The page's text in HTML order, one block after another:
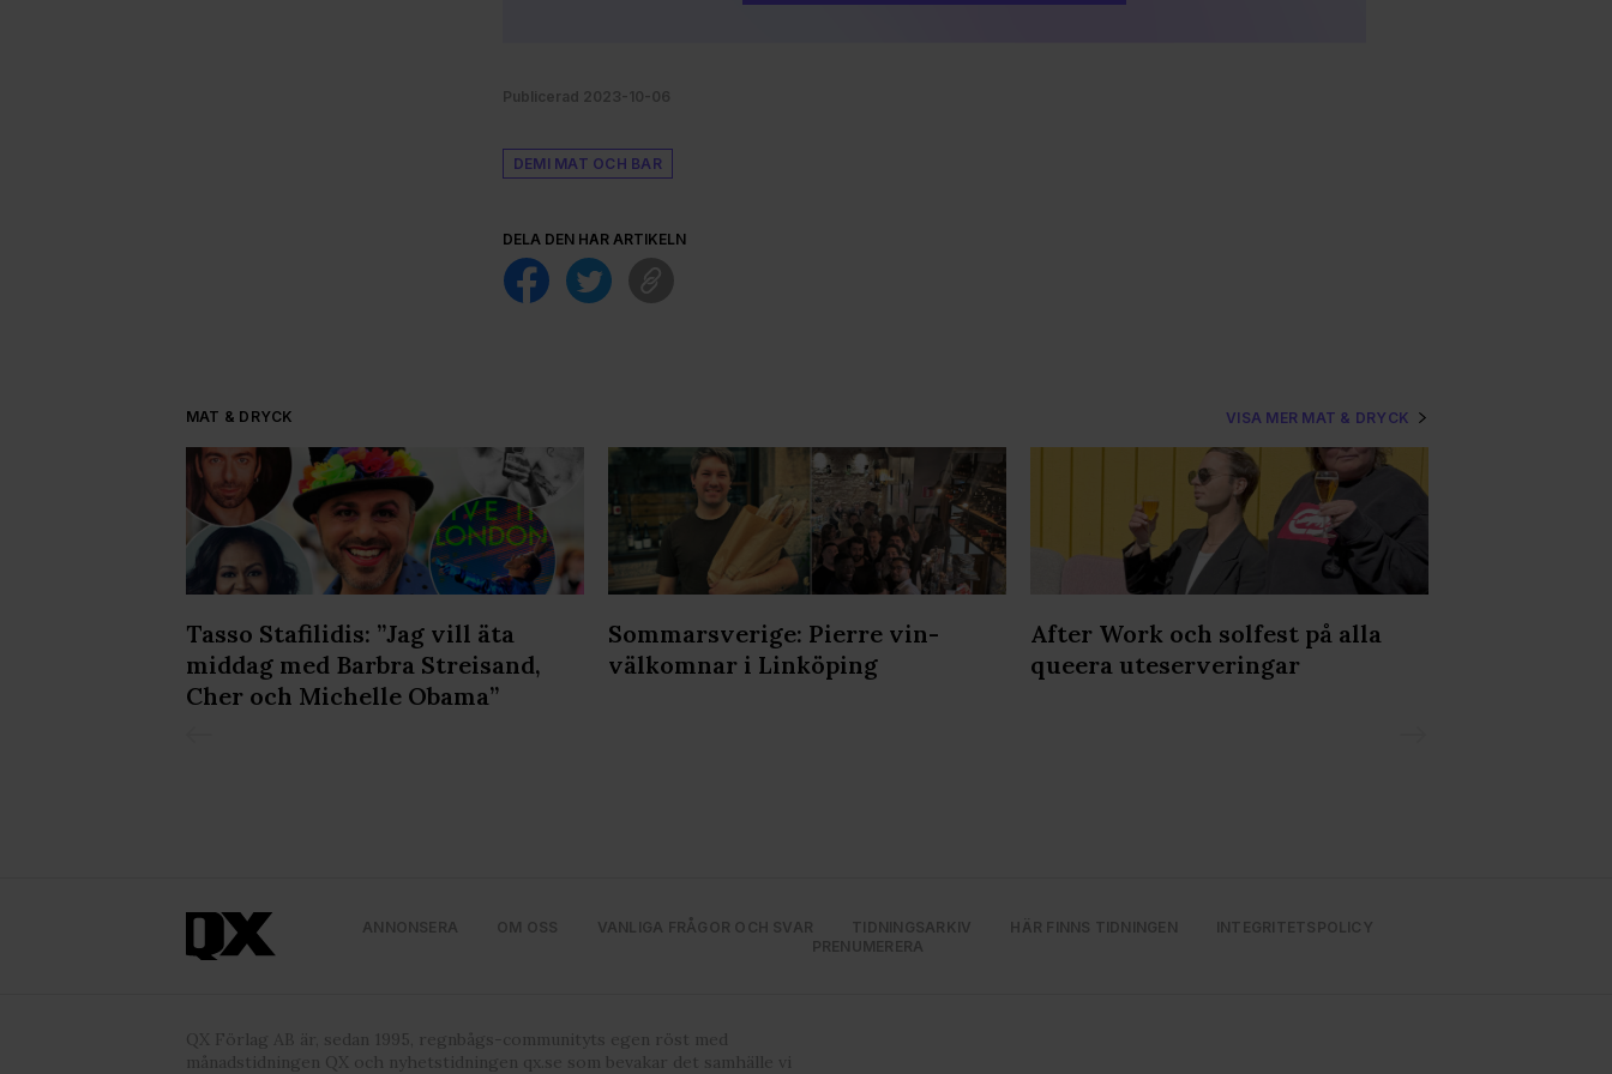
Publicerad 2023-10-06
DEMI MAT OCH BAR
DELA DEN HÄR ARTIKELN
MAT & DRYCK VISA MER MAT & DRYCK
Tasso Stafilidis: ”Jag vill äta
middag med Barbra Streisand,
Cher och Michelle Obama”
Sommarsverige: Pierre vin-
välkomnar i Linköping
After Work och solfest på alla
queera uteserveringar
ANNONSERA OM OSS VANLIGA FRÅGOR OCH SVAR TIDNINGSARKIV HÄR FINNS TIDNINGEN
INTEGRITETSPOLICY
PRENUMERERA
QX Förlag AB är, sedan 1995, regnbågs-communityts egen röst med
månadstidningen QX och nyhetstidningen qx.se som bevakar det samhälle vi